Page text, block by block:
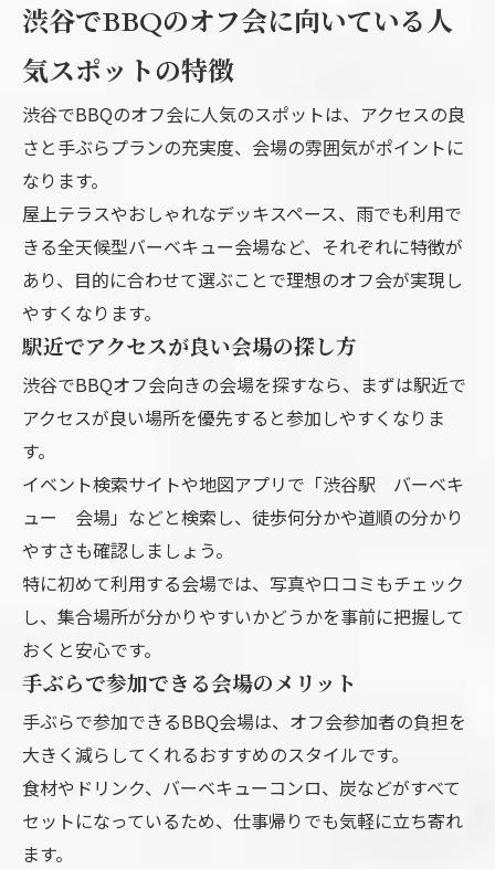
渋谷でBBQのオフ会に向いている人
気スポットの特徴
渋谷でBBQのオフ会に人気のスポットは、アクセスの良
さと手ぶらプランの充実度、会場の雰囲気がポイントに
なります。
屋上テラスやおしゃれなデッキスペース、雨でも利用で
きる全天候型バーベキュー会場など、それぞれに特徴が
あり、目的に合わせて選ぶことで理想のオフ会が実現し
やすくなります。
駅近でアクセスが良い会場の探し方
渋谷でBBQオフ会向きの会場を探すなら、まずは駅近で
アクセスが良い場所を優先すると参加しやすくなりま
す。
イベント検索サイトや地図アプリで「渋谷駅 バーベキ
ュー 会場」などと検索し、徒歩何分かや道順の分かり
やすさも確認しましょう。
特に初めて利用する会場では、写真や口コミもチェック
し、集合場所が分かりやすいかどうかを事前に把握して
おくと安心です。
手ぶらで参加できる会場のメリット
手ぶらで参加できるBBQ会場は、オフ会参加者の負担を
大きく減らしてくれるおすすめのスタイルです。
食材やドリンク、バーベキューコンロ、炭などがすべて
セットになっているため、仕事帰りでも気軽に立ち寄れ
ます。